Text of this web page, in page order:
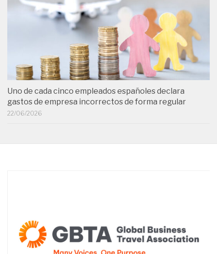
Uno de cada cinco empleados españoles declara
gastos de empresa incorrectos de forma regular
22/06/2026